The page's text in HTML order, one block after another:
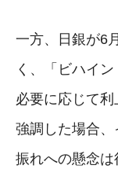
一方、日銀が6
く、「ビハイ
必要に応じて
強調した場合
振れへの懸念は